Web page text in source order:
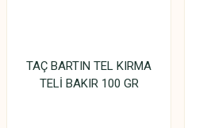
TAÇ BARTIN TEL KIRMA
TELİ BAKIR 100 GR